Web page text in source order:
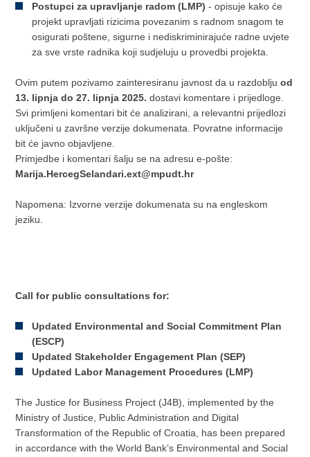
Postupci za upravljanje radom (LMP)- opisuje kako će
projekt upravljati rizicima povezanim s radnom snagom te
osigurati poštene, sigurne i nediskriminirajuće radne uvjete
za sve vrste radnika koji sudjeluju u provedbi projekta.
Ovim putem pozivamo zainteresiranu javnost da u razdobljuod
13. lipnja do 27. lipnja 2025. dostavi komentare i prijedloge.
Svi primljeni komentari bit će analizirani, a relevantni prijedlozi
uključeni u završne verzije dokumenata. Povratne informacije
bit će javno objavljene.
Primjedbe i komentari šalju se na adresu e-pošte:
Marija.HercegSelandari.ext@mpudt.hr
Napomena: Izvorne verzije dokumenata su na engleskom
jeziku.
Call for public consultations for:
Updated Environmental and Social Commitment Plan
(ESCP)
Updated Stakeholder Engagement Plan (SEP)
Updated Labor Management Procedures (LMP)
The Justice for Business Project (J4B), implemented by the
Ministry of Justice, Public Administration and Digital
Transformation of the Republic of Croatia, has been prepared
in accordance with the World Bank’s Environmental and Social